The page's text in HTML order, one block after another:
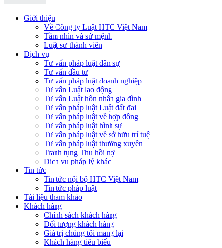
Giới thiệu
Về Công ty Luật HTC Việt Nam
Tầm nhìn và sứ mệnh
Luật sư thành viên
Dịch vụ
Tư vấn pháp luật dân sự
Tư vấn đầu tư
Tư vấn pháp luật doanh nghiệp
Tư vấn Luật lao động
Tư vấn Luật hôn nhân gia đình
Tư vấn pháp luật Luật đất đai
Tư vấn pháp luật về hợp đồng
Tư vấn pháp luật hình sự
Tư vấn pháp luật về sở hữu trí tuệ
Tư vấn pháp luật thường xuyên
Tranh tụng Thu hồi nợ
Dịch vụ pháp lý khác
Tin tức
Tin tức nội bộ HTC Việt Nam
Tin tức pháp luật
Tài liệu tham khảo
Khách hàng
Chính sách khách hàng
Đối tượng khách hàng
Giá trị chúng tôi mang lại
Khách hàng tiêu biểu